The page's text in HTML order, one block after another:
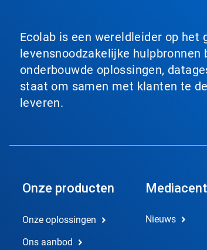
Ecolab is een wereldleider op het
levensnoodzakelijke
onderbouwde oplossingen,
staat om samen met klanten te
leveren.
Onze producten
Onze oplossingen
Ons aanbod
Nieuws